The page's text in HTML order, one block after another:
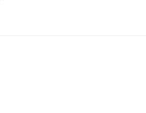
由！
耐えれる人おるんかな？
遠いから通う頻度は少ないかも
肉がおすすめです！